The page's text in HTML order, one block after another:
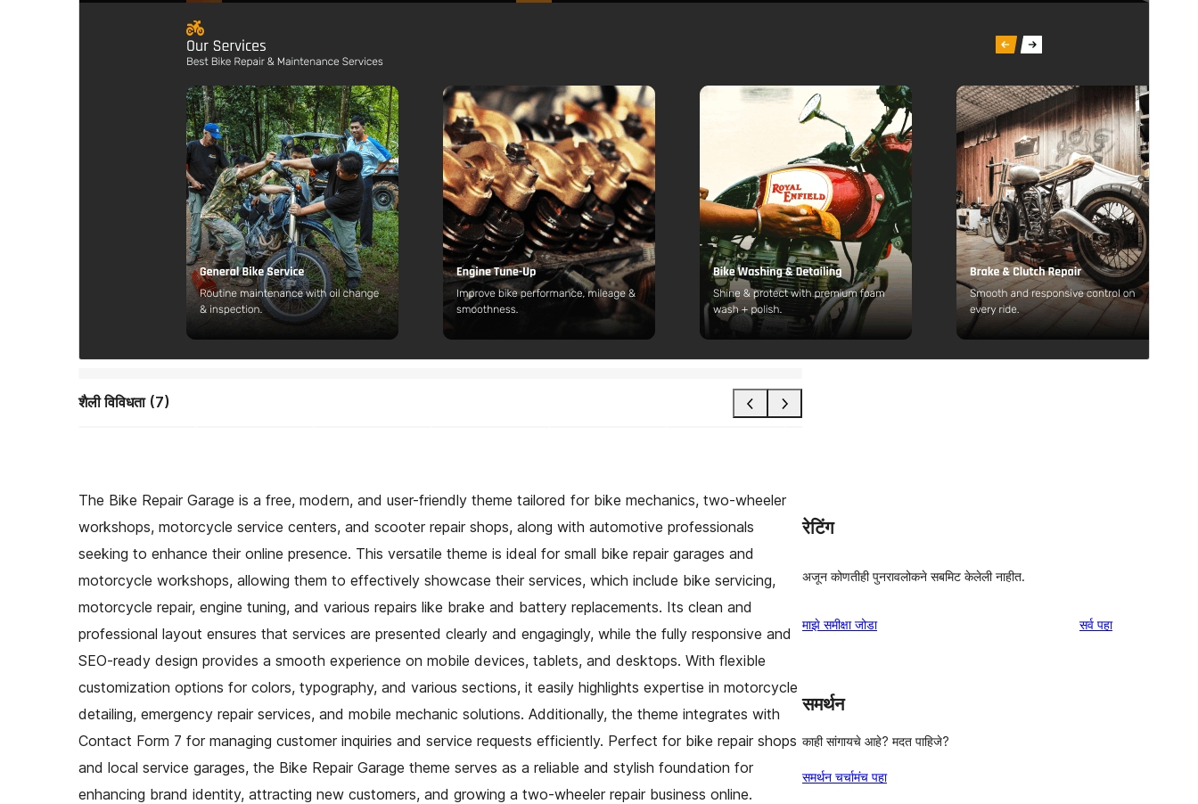
शैली विविधता (7)
The Bike Repair Garage is a free, modern, and user-friendly theme tailored for bike mechanics, two-wheeler
workshops, motorcycle service centers, and scooter repair shops, along with automotive professionals
seeking to enhance their online presence. This versatile theme is ideal for small bike repair garages and
motorcycle workshops, allowing them to effectively showcase their services, which include bike servicing,
motorcycle repair, engine tuning, and various repairs like brake and battery replacements. Its clean and
professional layout ensures that services are presented clearly and engagingly, while the fully responsive and
SEO-ready design provides a smooth experience on mobile devices, tablets, and desktops. With flexible
customization options for colors, typography, and various sections, it easily highlights expertise in motorcycle
detailing, emergency repair services, and mobile mechanic solutions. Additionally, the theme integrates with
Contact Form 7 for managing customer inquiries and service requests efficiently. Perfect for bike repair shops
and local service garages, the Bike Repair Garage theme serves as a reliable and stylish foundation for
enhancing brand identity, attracting new customers, and growing a two-wheeler repair business online.
रेटिंग
अजून कोणतीही पुनरावलोकने सबमिट केलेली नाहीत.
माझे समीक्षा जोडा सर्वपुनरावलोकने
पहा
समर्थन
काही सांगायचे आहे? मदत पाहिजे?
समर्थन चर्चामंच पहा